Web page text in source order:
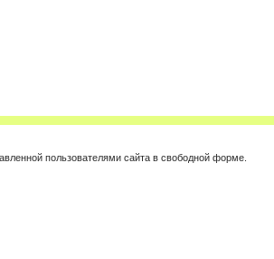
пользователями сайта в свободной форме.